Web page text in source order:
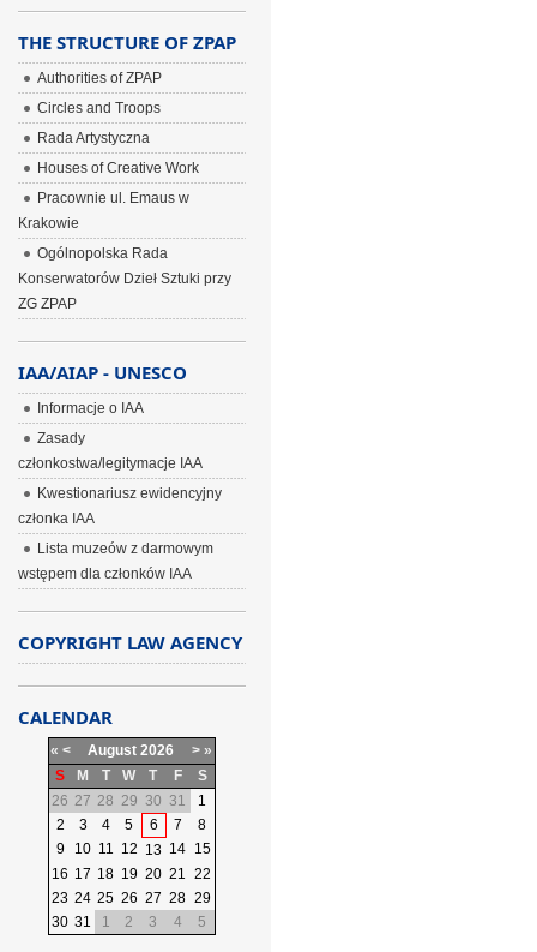
THE STRUCTURE OF ZPAP
Authorities of ZPAP
Circles and Troops
Rada Artystyczna
Houses of Creative Work
Pracownie ul. Emaus w
Krakowie
Ogólnopolska Rada
Konserwatorów Dzieł Sztuki przy
ZG ZPAP
IAA/AIAP - UNESCO
Informacje o IAA
Zasady
członkostwa/legitymacje IAA
Kwestionariusz ewidencyjny
członka IAA
Lista muzeów z darmowym
wstępem dla członków IAA
COPYRIGHT LAW AGENCY
CALENDAR
« < August 2026 > »
S
M T W T F
S
26 27 28 29 30 31
1
2
3 4 5 6 7
8
9
10 11 12 13 14 15
16 17 18 19 20 21 22
23 24 25 26 27 28 29
30 31 1 2 3 4 5